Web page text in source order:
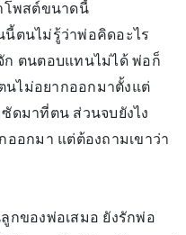
โพสต์ขนาดนี้
ตนไม่รู้ว่าพ่อคิดอะไร
ก ตนตอบแทนไม่ได้ พ่อก็
นไม่อยากออกมาตั้งแต่
ดมาที่ตน ส่วนจบยังไง
ออกมา แต่ต้องถามเขาว่า
กของพ่อเสมอ ยังรักพ่อ